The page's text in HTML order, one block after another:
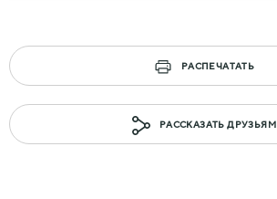
РАСПЕЧАТАТЬ
РАССКАЗАТЬ ДРУЗЬЯМ